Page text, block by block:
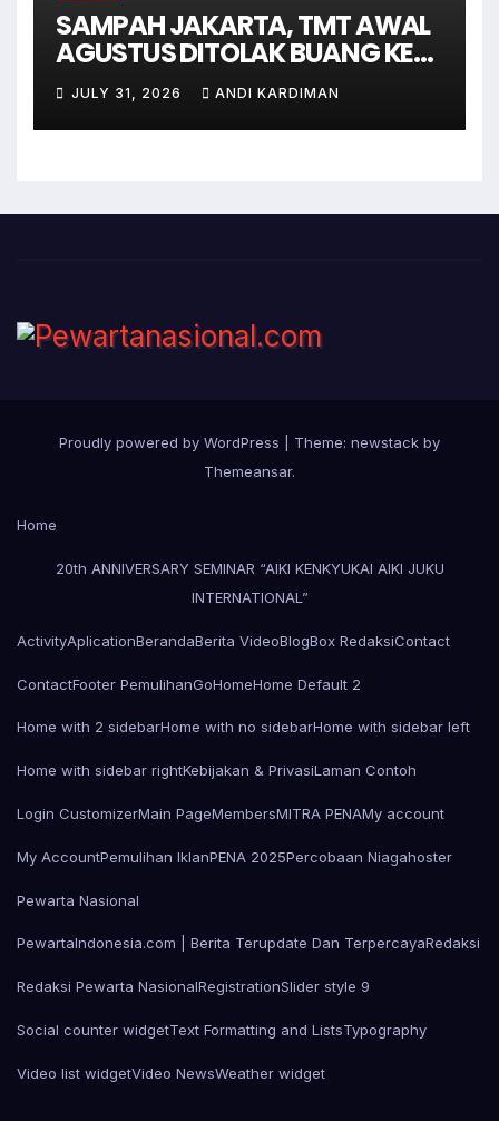
SAMPAH JAKARTA, TMT AWAL
AGUSTUS DITOLAK BUANG KE
BANTAR GEBANG
JULY 31, 2026 ANDI KARDIMAN
Proudly powered by WordPress
Theme: newstack by
Themeansar.
Home
20th ANNIVERSARY SEMINAR “AIKI KENKYUKAI AIKI JUKU
INTERNATIONAL”
ActivityAplicationBerandaBerita VideoBlogBox RedaksiContact
ContactFooter PemulihanGoHomeHome Default 2
Home with 2 sidebarHome with no sidebarHome with sidebar left
Home with sidebar rightKebijakan & PrivasiLaman Contoh
Login CustomizerMain PageMembersMITRA PENAMy account
My AccountPemulihan IklanPENA 2025Percobaan Niagahoster
Pewarta Nasional
PewartaIndonesia.com | Berita Terupdate Dan TerpercayaRedaksi
Redaksi Pewarta NasionalRegistrationSlider style 9
Social counter widgetText Formatting and ListsTypography
Video list widgetVideo NewsWeather widget